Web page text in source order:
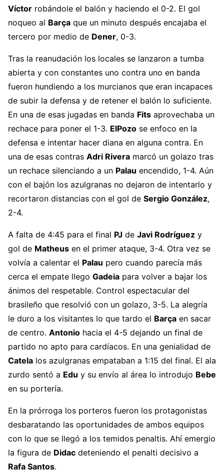
Víctor robándole el balón y haciendo el 0-2. El gol
noqueo al Barça que un minuto después encajaba el
tercero por medio de Dener, 0-3.
Tras la reanudación los locales se lanzaron a tumba
abierta y con constantes uno contra uno en banda
fueron hundiendo a los murcianos que eran incapaces
de subir la defensa y de retener el balón lo suficiente.
En una de esas jugadas en banda Fits aprovechaba un
rechace para poner el 1-3. ElPozo se enfoco en la
defensa e intentar hacer diana en alguna contra. En
una de esas contras Adri Rivera marcó un golazo tras
un rechace silenciando a un Palau encendido, 1-4. Aún
con el bajón los azulgranas no dejaron de intentarlo y
recortaron distancias con el gol de Sergio González,
2-4.
A falta de 4:45 para el final PJ de Javi Rodríguez y
gol de Matheus en el primer ataque, 3-4. Otra vez se
volvía a calentar el Palau pero cuando parecía más
cerca el empate llego Gadeia para volver a bajar los
ánimos del respetable. Control espectacular del
brasileño que resolvió con un golazo, 3-5. La alegría
le duro a los visitantes lo que tardo el Barça en sacar
de centro. Antonio hacia el 4-5 dejando un final de
partido no apto para cardíacos. En una genialidad de
Catela los azulgranas empataban a 1:15 del final. El ala
zurdo sentó a Edu y su envío al área lo introdujo Bebe
en su portería.
En la prórroga los porteros fueron los protagonistas
desbaratando las oportunidades de ambos equipos
con lo que se llegó a los temidos penaltis. Ahí emergio
la figura de Didac deteniendo el penalti decisivo a
Rafa Santos.